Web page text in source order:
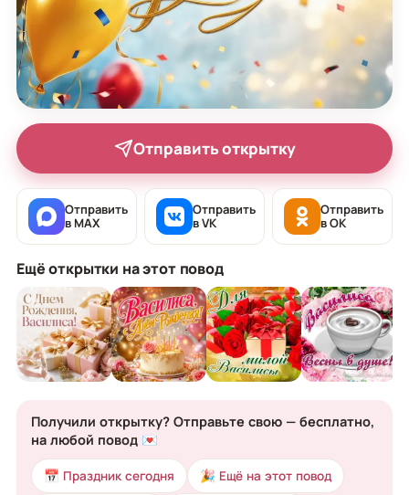
Отправить открытку
Отправить
в MAX
Отправить
в VK
Отправить
в OK
Ещё открытки на этот повод
Получили открытку? Отправьте свою — бесплатно,
на любой повод 💌
📅 Праздник сегодня 🎉 Ещё на этот повод